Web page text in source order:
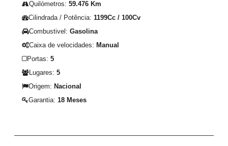
Quilómetros:59.476 Km
Cilindrada / Potência:1199Cc / 100Cv
Combustivel:Gasolina
Caixa de velocidades: Manual
Portas:5
Lugares:5
Origem: Nacional
Garantia:18 Meses